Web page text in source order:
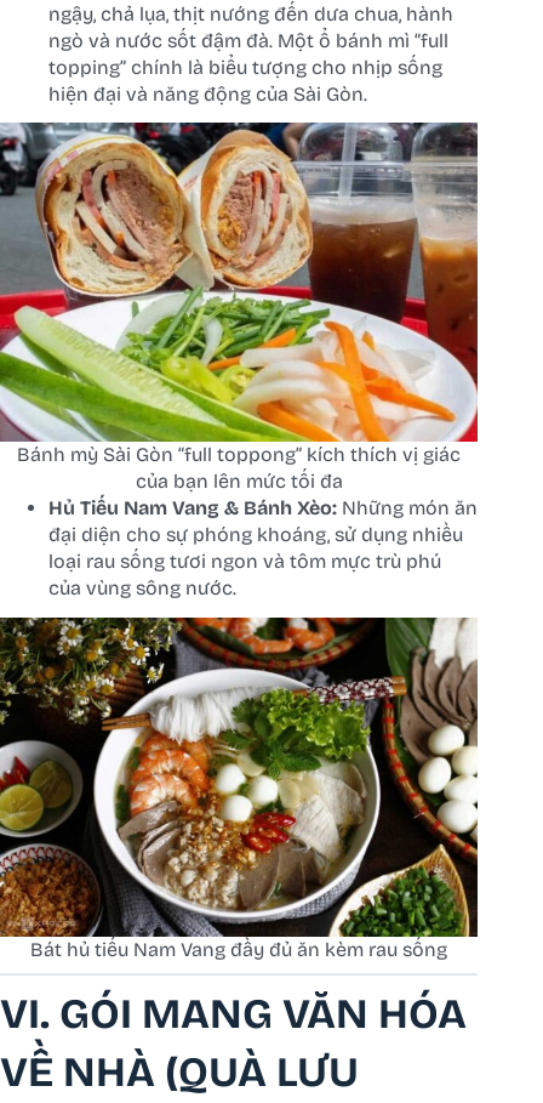
ngậy, chả lụa, thịt nướng đến dưa chua, hành
ngò và nước sốt đậm đà. Một ổ bánh mì “full
topping” chính là biểu tượng cho nhịp sống
hiện đại và năng động của Sài Gòn.
Bánh mỳ Sài Gòn “full toppong” kích thích vị giác
của bạn lên mức tối đa
Hủ Tiếu Nam Vang & Bánh Xèo: Những món ăn
đại diện cho sự phóng khoáng, sử dụng nhiều
loại rau sống tươi ngon và tôm mực trù phú
của vùng sông nước.
Bát hủ tiếu Nam Vang đầy đủ ăn kèm rau sống
VI. GÓI MANG VĂN HÓA
VỀ NHÀ (QUÀ LƯU